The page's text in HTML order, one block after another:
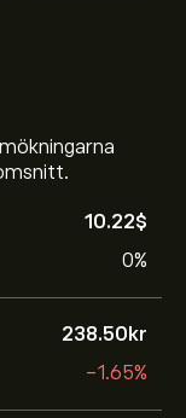
10.22‎$‎
0%
238.50‎kr‎
-1.65%